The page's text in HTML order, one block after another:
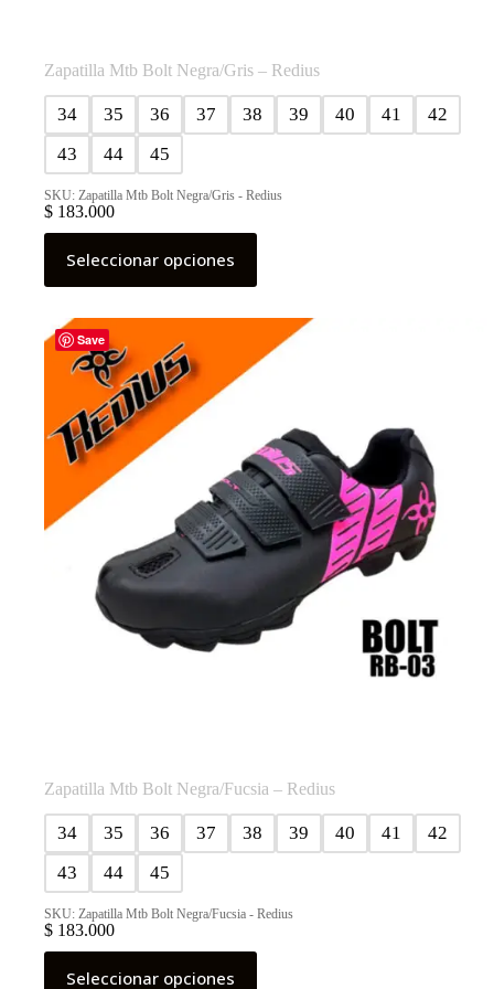
Zapatilla Mtb Bolt Negra/Gris – Redius
34 35 36 37 38 39 40 41
42
43
44 45
SKU: Zapatilla Mtb Bolt Negra/Gris - Redius
$ 183.000
Seleccionar opciones
Este
producto
tiene
variantes.
Las
opciones
elegir
en
producto
Save
Zapatilla Mtb Bolt Negra/Fucsia – Redius
34 35 36 37 38 39 40 41
42
43
44 45
SKU: Zapatilla Mtb Bolt Negra/Fucsia - Redius
$ 183.000
Seleccionar opciones
Este
producto